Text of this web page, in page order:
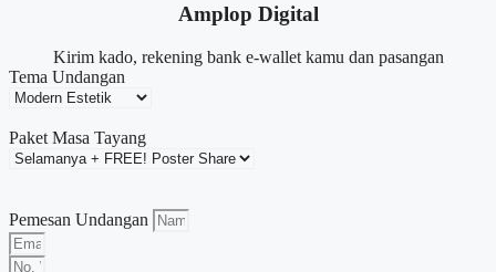
Amplop Digital
Kirim kado, rekening bank e-wallet kamu dan pasangan
Tema Undangan
Paket Masa Tayang
Pemesan Undangan